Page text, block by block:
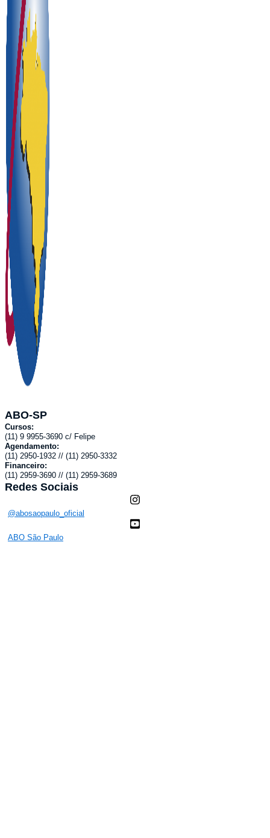
ABO-SP
Cursos:
(11) 9 9955-3690 c/ Felipe
Agendamento:
(11) 2950-1932 // (11) 2950-3332
Financeiro:
(11) 2959-3690 // (11) 2959-3689
Redes Sociais
@abosaopaulo_oficial
ABO São Paulo